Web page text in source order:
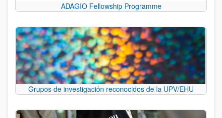
ADAGIO Fellowship Programme
Grupos de investigación reconocidos de la UPV/EHU